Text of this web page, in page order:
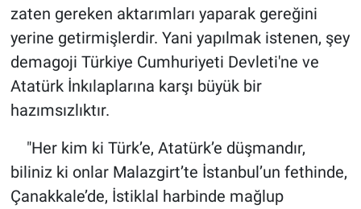
zaten gereken aktarımları yaparak gereğini
yerine getirmişlerdir. Yani yapılmak istenen, şey
demagoji Türkiye Cumhuriyeti Devleti'ne ve
Atatürk İnkılaplarına karşı büyük bir
hazımsızlıktır.
"Her kim ki Türk’e, Atatürk’e düşmandır,
biliniz ki onlar Malazgirt’te İstanbul’un fethinde,
Çanakkale’de, İstiklal harbinde mağlup